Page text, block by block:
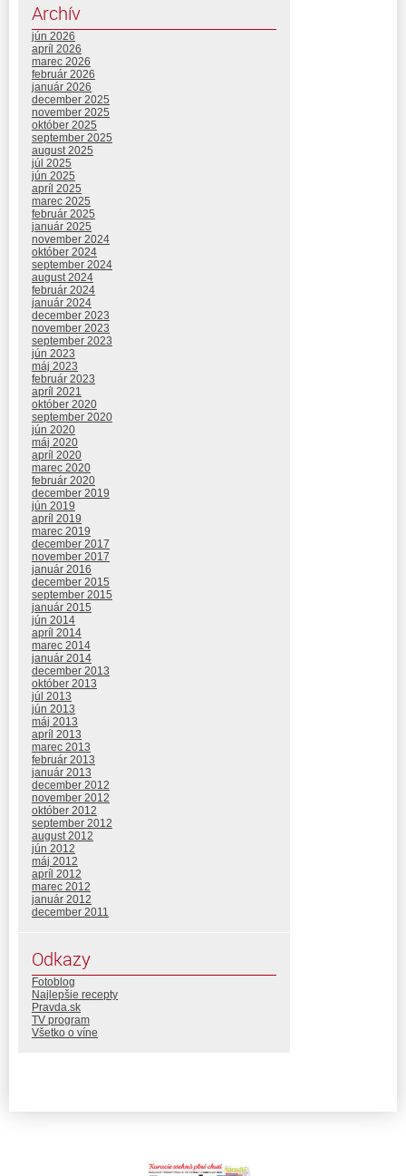
Archív
jún 2026
apríl 2026
marec 2026
február 2026
január 2026
december 2025
november 2025
október 2025
september 2025
august 2025
júl 2025
jún 2025
apríl 2025
marec 2025
február 2025
január 2025
november 2024
október 2024
september 2024
august 2024
február 2024
január 2024
december 2023
november 2023
september 2023
jún 2023
máj 2023
február 2023
apríl 2021
október 2020
september 2020
jún 2020
máj 2020
apríl 2020
marec 2020
február 2020
december 2019
jún 2019
apríl 2019
marec 2019
december 2017
november 2017
január 2016
december 2015
september 2015
január 2015
jún 2014
apríl 2014
marec 2014
január 2014
december 2013
október 2013
júl 2013
jún 2013
máj 2013
apríl 2013
marec 2013
február 2013
január 2013
december 2012
november 2012
október 2012
september 2012
august 2012
jún 2012
máj 2012
apríl 2012
marec 2012
január 2012
december 2011
Odkazy
Fotoblog
Najlepšie recepty
Pravda.sk
TV program
Všetko o víne